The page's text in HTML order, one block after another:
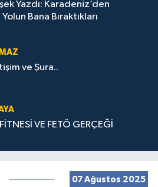
Yazdı: Karadeniz’den
Bana Bıraktıkları
ve Şura..
VE FETÖ GERÇEĞİ
07 Ağustos 2025